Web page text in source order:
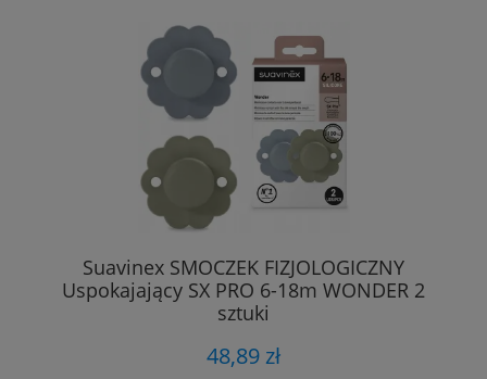
Suavinex SMOCZEK FIZJOLOGICZNY
Uspokajający SX PRO 6-18m WONDER 2
sztuki
48,89 zł